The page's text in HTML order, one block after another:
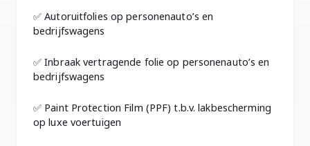
✅ Autoruitfolies op personenauto’s en
bedrijfswagens
✅ Inbraak vertragende folie op personenauto’s en
bedrijfswagens
✅ Paint Protection Film (PPF) t.b.v. lakbescherming
op luxe voertuigen